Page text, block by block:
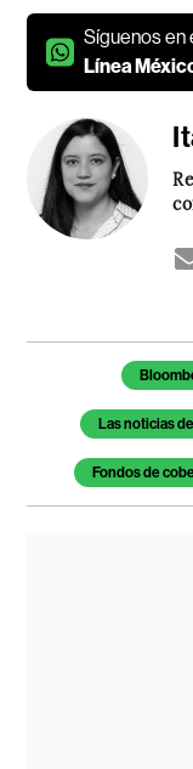
Síguenos en
Línea
Temas de este
Las noticias
Fondos de